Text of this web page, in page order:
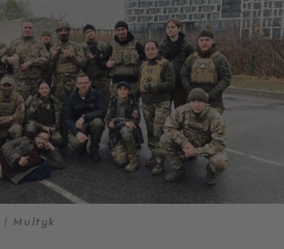
| Multyk